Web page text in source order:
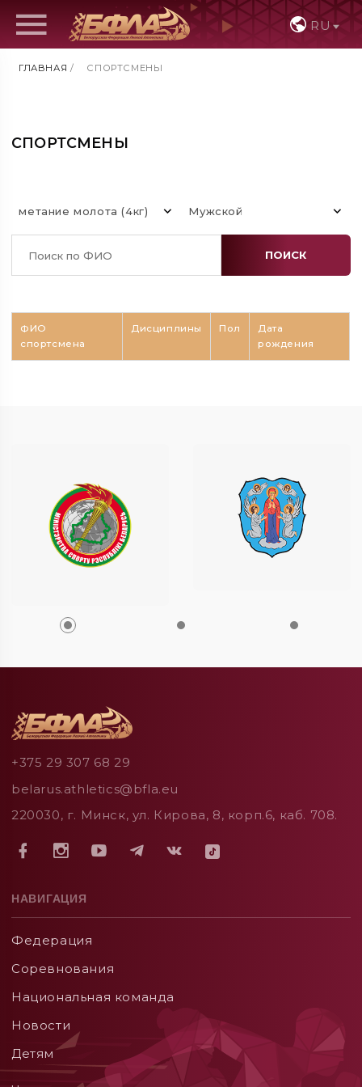
RU
ГЛАВНАЯ / СПОРТСМЕНЫ
СПОРТСМЕНЫ
метание молота (4кг) Мужской
ПОИСК
ФИО
спортсмена
Дисциплины Пол
Дата
рождения
+375 29 307 68 29
belarus.athletics@bfla.eu
220030, г. Минск, ул. Кирова, 8, корп.6, каб. 708.
НАВИГАЦИЯ
Федерация
Соревнования
Национальная команда
Новости
Детям